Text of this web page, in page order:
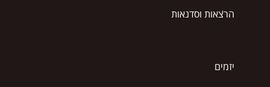
הרצאות וסדנאות
יזמים